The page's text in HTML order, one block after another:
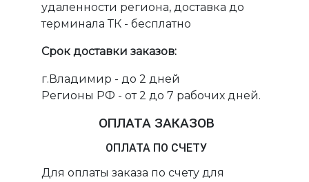
удаленности региона, доставка до
терминала ТК - бесплатно
Срок доставки заказов:
г.Владимир - до 2 дней
Регионы РФ - от 2 до 7 рабочих дней.
ОПЛАТА ЗАКАЗОВ
ОПЛАТА ПО СЧЕТУ
Для оплаты заказа по счету для